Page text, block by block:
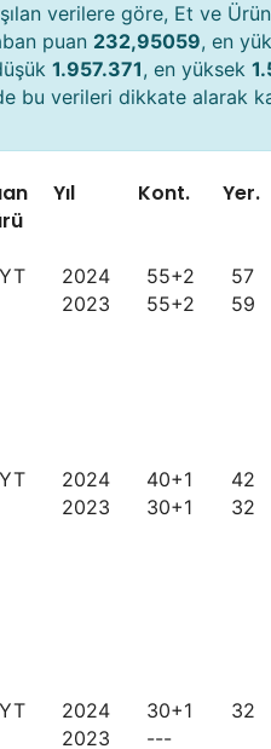
verilere göre, Et ve
puan 232,95059, en
1.957.371, en yüksek
bu verileri dikkate alarak
Yıl Kont. Yer.
2024
2023
55+2
55+2
57
59
2024
2023
40+1
30+1
42
32
2024
2023
30+1
---
32